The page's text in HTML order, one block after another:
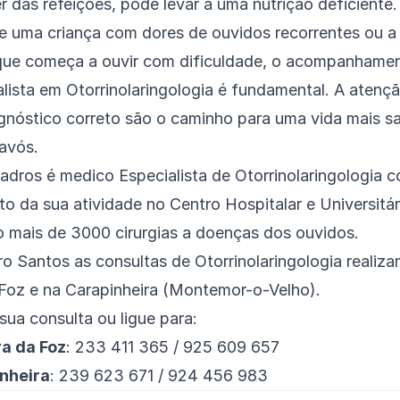
uma criança com dores de ouvidos recorrentes ou
começa a ouvir com dificuldade, o
em Otorrinolaringologia é fundamental. A
correto são o caminho para uma vida mais
é medico Especialista de Otorrinolaringologia
da sua atividade no Centro Hospitalar e
mais de 3000 cirurgias a doenças dos ouvidos.
Santos as consultas de Otorrinolaringologia
e na Carapinheira (Montemor-o-Velho).
consulta ou ligue para:
da Foz: 233 411 365 / 925 609 657
: 239 623 671 / 924 456 983